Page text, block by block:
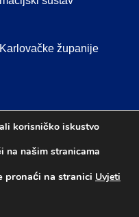
županije
kolačića
korisničko iskustvo
na našim stranicama
pronaći na stranici Uvjeti